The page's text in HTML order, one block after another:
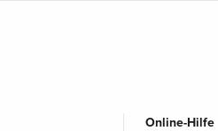
Online-Hilfe